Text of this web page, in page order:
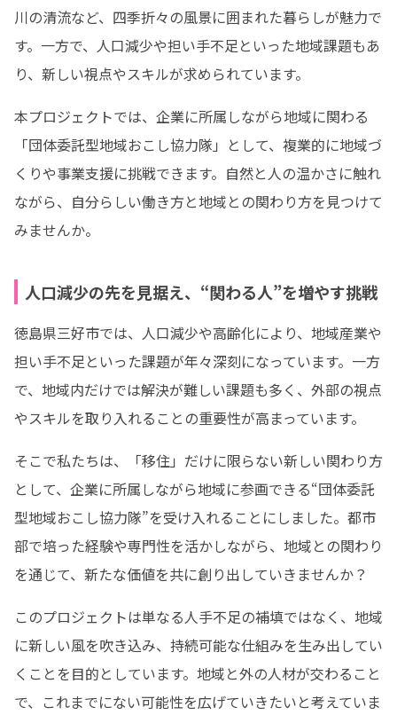
川の清流など、四季折々の風景に囲まれた暮らしが魅力で
す。一方で、人口減少や担い手不足といった地域課題もあ
り、新しい視点やスキルが求められています。
本プロジェクトでは、企業に所属しながら地域に関わる
「団体委託型地域おこし協力隊」として、複業的に地域づ
くりや事業支援に挑戦できます。自然と人の温かさに触れ
ながら、自分らしい働き方と地域との関わり方を見つけて
みませんか。
人口減少の先を見据え、“関わる人”を増やす挑戦
徳島県三好市では、人口減少や高齢化により、地域産業や
担い手不足といった課題が年々深刻になっています。一方
で、地域内だけでは解決が難しい課題も多く、外部の視点
やスキルを取り入れることの重要性が高まっています。
そこで私たちは、「移住」だけに限らない新しい関わり方
として、企業に所属しながら地域に参画できる“団体委託
型地域おこし協力隊”を受け入れることにしました。都市
部で培った経験や専門性を活かしながら、地域との関わり
を通じて、新たな価値を共に創り出していきませんか？
このプロジェクトは単なる人手不足の補填ではなく、地域
に新しい風を吹き込み、持続可能な仕組みを生み出してい
くことを目的としています。地域と外の人材が交わること
で、これまでにない可能性を広げていきたいと考えていま